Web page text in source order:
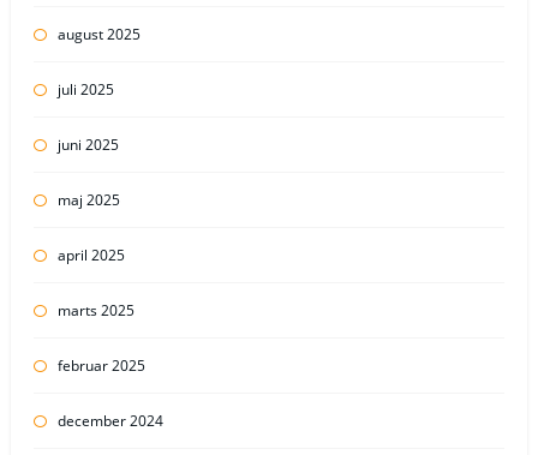
august 2025
juli 2025
juni 2025
maj 2025
april 2025
marts 2025
februar 2025
december 2024